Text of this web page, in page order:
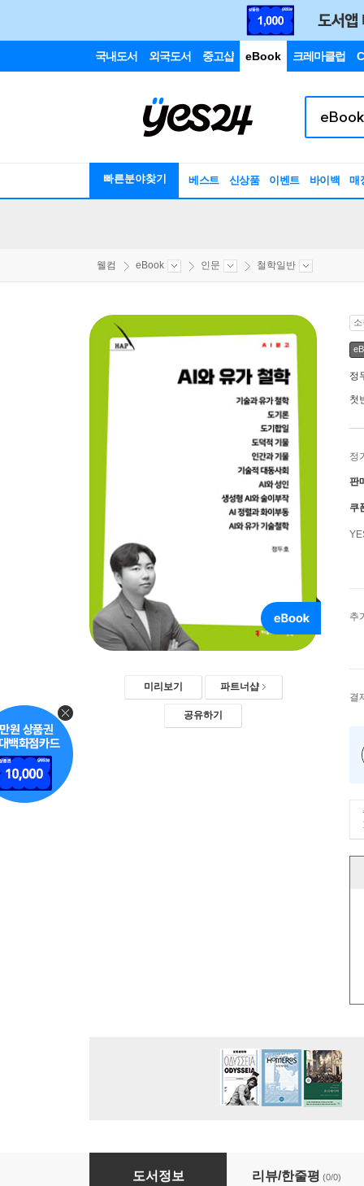
국내도서 외국도서 중고샵 eBook 크레마클럽
빠른분야찾기 베스트 신상품 이벤트 바이백 매
웰컴 eBook 인문 철학일반
미리보기 파트너샵
공유하기
정
첫
정
판
쿠
추
결
AI와 유가 철학
도서정보 리뷰/한줄평 (0/0)